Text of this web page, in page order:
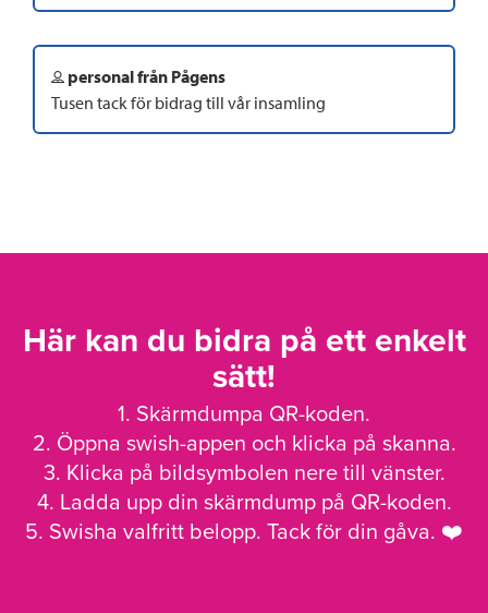
personal från Pågens
Tusen tack för bidrag till vår insamling
Här kan du bidra på ett enkelt
sätt!
1. Skärmdumpa QR-koden.
2. Öppna swish-appen och klicka på skanna.
3. Klicka på bildsymbolen nere till vänster.
4. Ladda upp din skärmdump på QR-koden.
5. Swisha valfritt belopp. Tack för din gåva. ❤️